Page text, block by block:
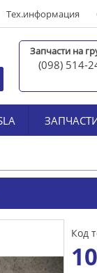
Тех.информация
Запчасти на
(098) 514-
ЗАПЧАСТИ
Код